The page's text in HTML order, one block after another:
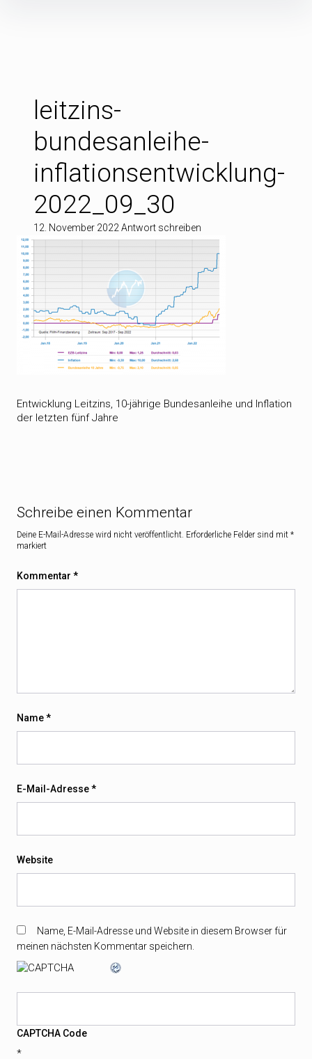
leitzins-
bundesanleihe-
inflationsentwicklung-
2022_09_30
12. November 2022 Antwort schreiben
Entwicklung Leitzins, 10-jährige Bundesanleihe und Inflation
der letzten fünf Jahre
Schreibe einen Kommentar
Deine E-Mail-Adresse wird nicht veröffentlicht. Erforderliche Felder sind mit *
markiert
Kommentar *
Name*
E-Mail-Adresse*
Website
Name, E-Mail-Adresse und Website in diesem Browser für
meinen nächsten Kommentar speichern.
CAPTCHA Code
*